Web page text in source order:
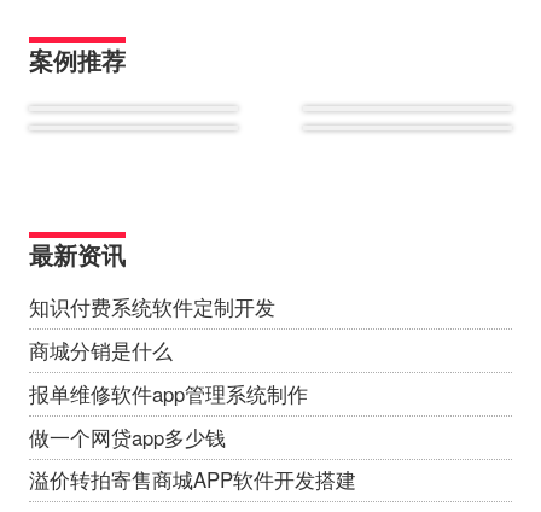
案例推荐
最新资讯
知识付费系统软件定制开发
商城分销是什么
报单维修软件app管理系统制作
做一个网贷app多少钱
溢价转拍寄售商城APP软件开发搭建